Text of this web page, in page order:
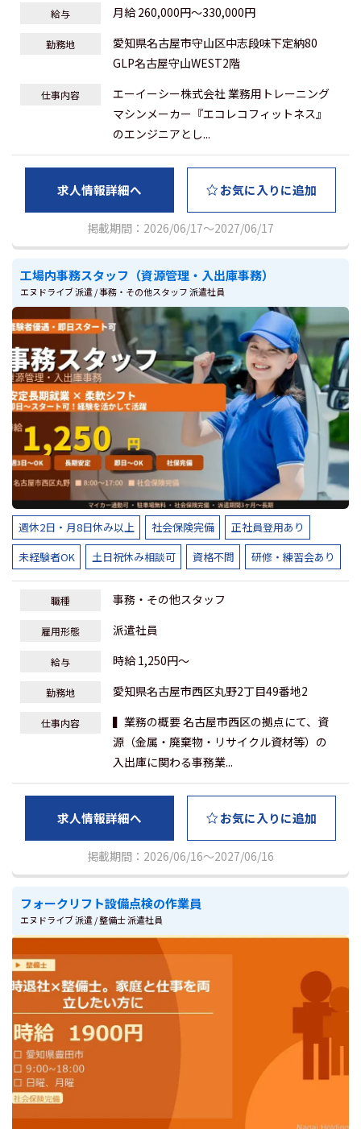
給与 月給 260,000円～330,000円
勤務地
愛知県名古屋市守山区中志段味下定納80
GLP名古屋守山WEST2階
仕事内容
エーイーシー株式会社 業務用トレーニング
マシンメーカー『エコレコフィットネス』
のエンジニアとし...
求人情報詳細へ お気に入りに追加
掲載期間：2026/06/17～2027/06/17
工場内事務スタッフ（資源管理・入出庫事務）
エヌドライブ 派遣 / 事務・その他スタッフ 派遣社員
週休2日・月8日休み以上 社会保険完備
正社員登用あり
未経験者OK
土日祝休み相談可 資格不問 研修・練習会あり
職種 事務・その他スタッフ
雇用形態 派遣社員
給与 時給 1,250円～
勤務地 愛知県名古屋市西区丸野2丁目49番地2
仕事内容
▍業務の概要 名古屋市西区の拠点にて、資
源（金属・廃棄物・リサイクル資材等）の
入出庫に関わる事務業...
求人情報詳細へ お気に入りに追加
掲載期間：2026/06/16～2027/06/16
フォークリフト設備点検の作業員
エヌドライブ 派遣 / 整備士 派遣社員